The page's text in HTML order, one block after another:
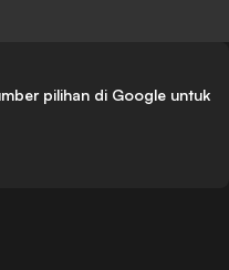
pilihan di Google untuk